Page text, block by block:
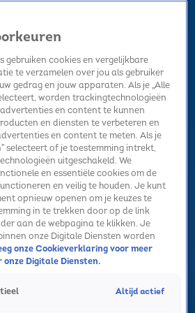
Acties Kerst Nieuws
Alle zendersSummer Top 101
gebruiken cookies en vergelijkbare
te verzamelen over jou als gebruiker
gedrag en jouw apparaten. Als je „Alle
worden trackingtechnologieën
en content te kunnen
en diensten te verbeteren en
en content te meten. Als je
selecteert of je toestemming intrekt,
uitgeschakeld. We
en essentiële cookies om de
en veilig te houden. Je kunt
opnieuw openen om je keuzes te
in te trekken door op de link
aan de webpagina te klikken. Je
onze Digitale Diensten worden
onze Cookieverklaring voor meer
onze Digitale Diensten.
Altijd actief